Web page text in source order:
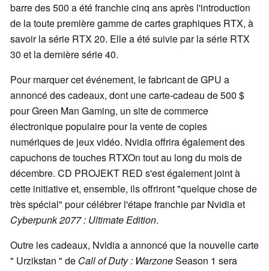
barre des 500 a été franchie cinq ans après l'introduction
de la toute première gamme de cartes graphiques RTX, à
savoir la série RTX 20. Elle a été suivie par la série RTX
30 et la dernière série 40.
Pour marquer cet événement, le fabricant de GPU a
annoncé des cadeaux, dont une carte-cadeau de 500 $
pour Green Man Gaming, un site de commerce
électronique populaire pour la vente de copies
numériques de jeux vidéo. Nvidia offrira également des
capuchons de touches RTXOn tout au long du mois de
décembre. CD PROJEKT RED s'est également joint à
cette initiative et, ensemble, ils offriront "quelque chose de
très spécial" pour célébrer l'étape franchie par Nvidia et
Cyberpunk 2077 : Ultimate Edition.
Outre les cadeaux, Nvidia a annoncé que la nouvelle carte
" Urzikstan " de Call of Duty : WarzoneSeason 1 sera